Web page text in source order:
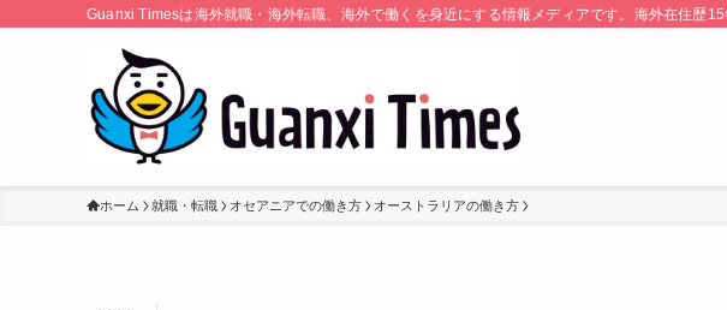
Guanxi Timesは海外就職・海外転職、海外で働くを身近にする情報メディアです。海外在住歴
ホーム 就職・転職 オセアニアでの働き方 オーストラリアの働き方